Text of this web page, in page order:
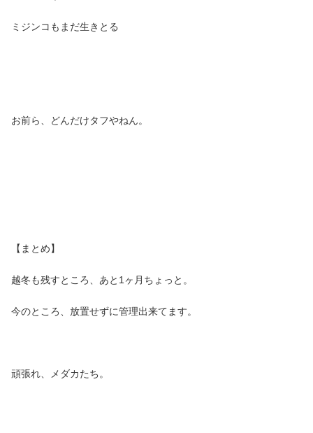
ミジンコもまだ生きとる
お前ら、どんだけタフやねん。
【まとめ】
越冬も残すところ、あと1ヶ月ちょっと。
今のところ、放置せずに管理出来てます。
頑張れ、メダカたち。